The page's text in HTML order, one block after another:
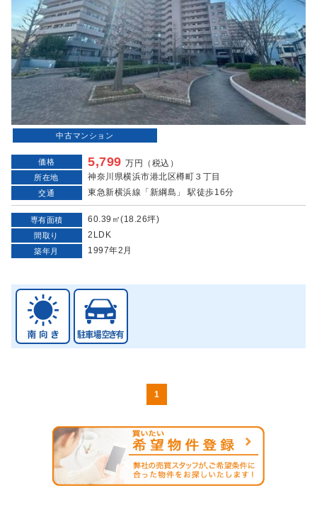
中古マンション
価格 5,799万円（税込）
所在地 神奈川県横浜市港北区樽町３丁目
交通 東急新横浜線「新綱島」 駅徒歩16分
専有面積 60.39㎡(18.26坪)
間取り 2LDK
築年月 1997年2月
1